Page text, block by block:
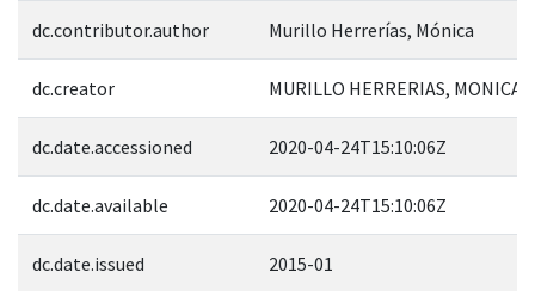
dc.contributor.author Murillo Herrerías, Mónica
dc.creator MURILLO HERRERIAS, MONICA;
dc.date.accessioned 2020-04-24T15:10:06Z
dc.date.available 2020-04-24T15:10:06Z
dc.date.issued 2015-01